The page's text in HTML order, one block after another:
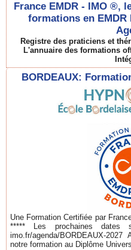
France EMDR - IMO ®,
formations en EMDR
Registre des praticiens et
L'annuaire des formations
BORDEAUX:
Une Formation Certifiée par
***** Les prochaines dates
imo.fr/agenda/BORDEAUX-
notre formation au Diplôme